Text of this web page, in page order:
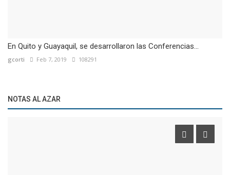
En Quito y Guayaquil, se desarrollaron las Conferencias...
gcorti Feb 7, 2019 108291
NOTAS AL AZAR